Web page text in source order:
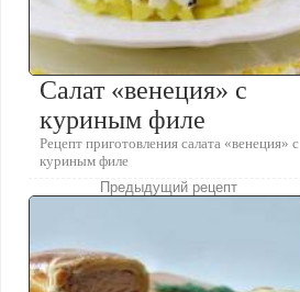
Салат «венеция» с
куриным филе
Рецепт приготовления салата «венеция» с
куриным филе
Предыдущий рецепт